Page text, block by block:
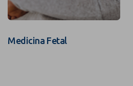
Medicina Fetal